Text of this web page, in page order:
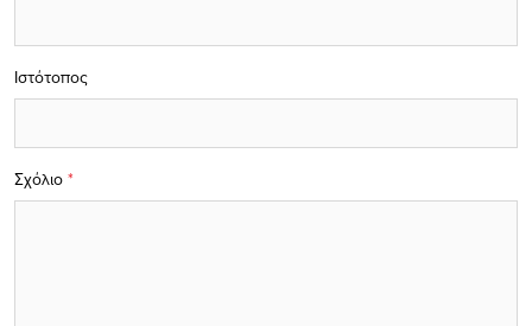
Σχόλιο *
Ιστότοπος